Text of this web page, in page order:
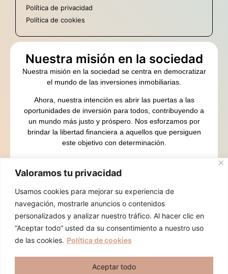
Valoramos tu privacidad
Usamos cookies para mejorar su experiencia de
navegación, mostrarle anuncios o contenidos
personalizados y analizar nuestro tráfico. Al hacer clic en
“Aceptar todo” usted da su consentimiento a nuestro uso
de las cookies. Política de cookies
Aceptar todo
Política de privacidad
Política de cookies
Nuestra misión en la sociedad
Nuestra misión en la sociedad se centra en democratizar
el mundo de las inversiones inmobiliarias.
Ahora, nuestra intención es abrir las puertas a las
oportunidades de inversión para todos, contribuyendo a
un mundo más justo y próspero. Nos esforzamos por
brindar la libertad financiera a aquellos que persiguen
este objetivo con determinación.
abundancia.
Contacto
Calle Ferraz 2, 2º izda (CASA GALLARDO) Esquina
con Plaza España. 28008 MADRID
Calle Real 3, Torrejón de la Calzada 28991 MADRID
del Monte MADRID
Hola, soy Cristina y me gustaría
forma exponencial.